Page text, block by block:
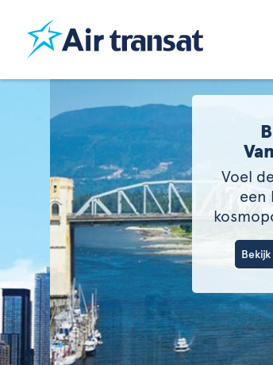
Bezoek
Voel de
een
Bekijk